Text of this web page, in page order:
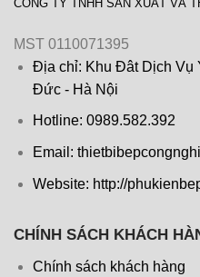
CÔNG TY TNHH SẢN XUÂT VÀ
MST 0110071395
Địa chỉ: Khu Đât Dịch Vụ
Đức - Hà Nội
Hotline: 0989.582.392
Email:
Website: http://
CHÍNH SÁCH KHÁCH
Chính sách khách hàng